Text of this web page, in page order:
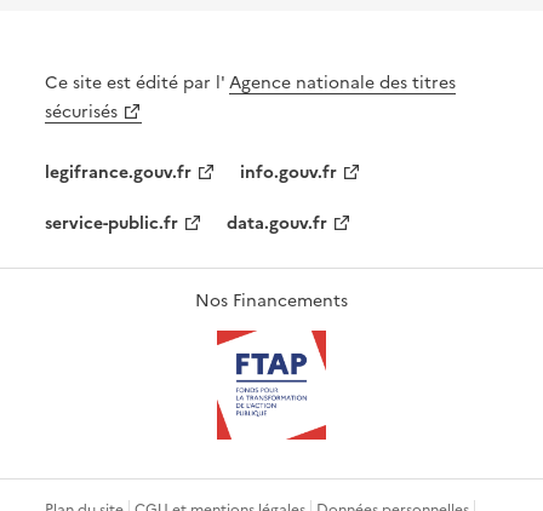
Ce site est édité par l'Agence nationale des titres
sécurisés
legifrance.gouv.fr
info.gouv.fr
service-public.fr
data.gouv.fr
Nos Financements